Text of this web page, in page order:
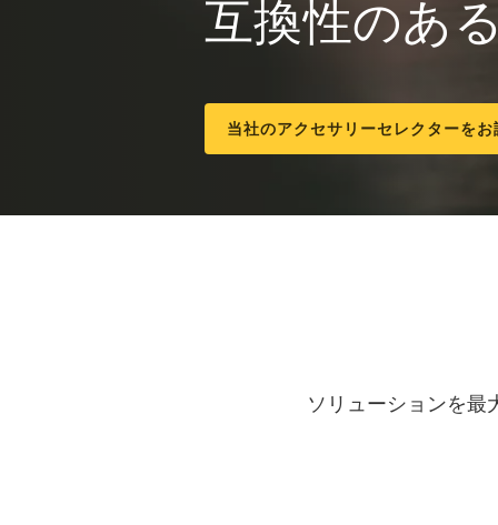
互換性のあ
当社のアクセサリーセレクターを
ソリューションを最